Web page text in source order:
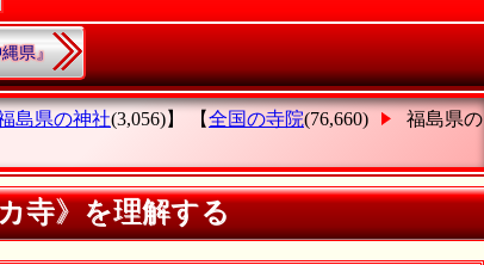
県』
島県の神社(3,056)】 【全国の寺院(76,660)
福島県の
寺》を理解する